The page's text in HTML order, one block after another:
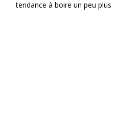
tendance à boire un peu plus